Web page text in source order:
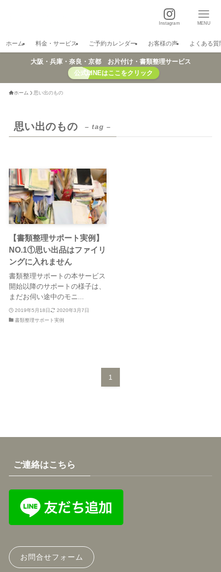
Instagram MENU
ホーム 料金・サービス ご予約カレンダー お客様の声 よくある質
大阪・兵庫・奈良・京都 お片付け・書類整理サービス
公式LINEはここをクリック
ホーム 思い出のもの
思い出のもの – tag –
【書類整理サポート実例】
NO.1①思い出品はファイリ
ングに入れません
書類整理サポートの本サービス
開始以降のサポートの様子は、
まだお伺い途中のモニ...
2019年5月18日
2020年3月7日
書類整理サポート実例
1
ご連絡はこちら
お問合せフォーム